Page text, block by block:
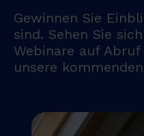
Gewinnen Sie
sind. Sehen Sie
Webinare auf
unsere